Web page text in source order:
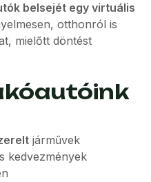
belsejét egy virtuális
otthonról is
mielőtt döntést
járművek
kedvezmények